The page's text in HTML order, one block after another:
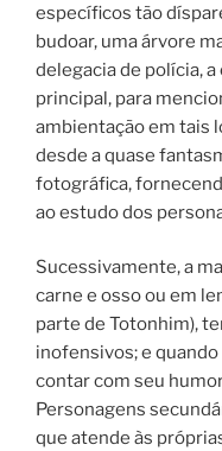
específicos tão
budoar, uma árvore
delegacia de polícia, a
principal, para
ambientação em tais
desde a quase
fotográfica,
ao estudo dos
Sucessivamente, a
carne e osso ou em
parte de Totonhim),
inofensivos; e
contar com seu
Personagens
que atende às